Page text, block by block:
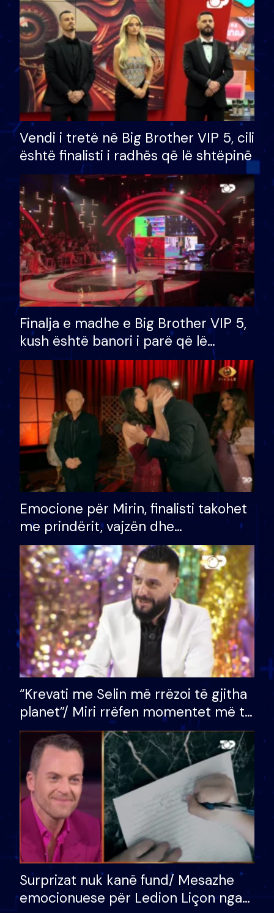
Vendi i tretë në Big Brother VIP 5, cili
është finalisti i radhës që lë shtëpinë
Finalja e madhe e Big Brother VIP 5,
kush është banori i parë që lë
shtëpinë dhe humb mundësinë për
të fituar çmimin e madh
Emocione për Mirin, finalisti takohet
me prindërit, vajzën dhe
bashkëshorten: S’kemi ndonjë letër
divorci apo jo?
“Krevati me Selin më rrëzoi të gjitha
planet”/ Miri rrëfen momentet më të
bukura në shtëpinë e BB VIP: Do më
mungojë zilja e mëngjesit kur…
Surprizat nuk kanë fund/ Mesazhe
emocionuese për Ledion Liçon nga